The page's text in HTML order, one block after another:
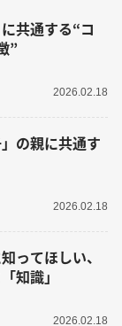
共通する“コ
”
2026.02.18
の親に共通す
2026.02.18
ってほしい、
知識」
2026.02.18